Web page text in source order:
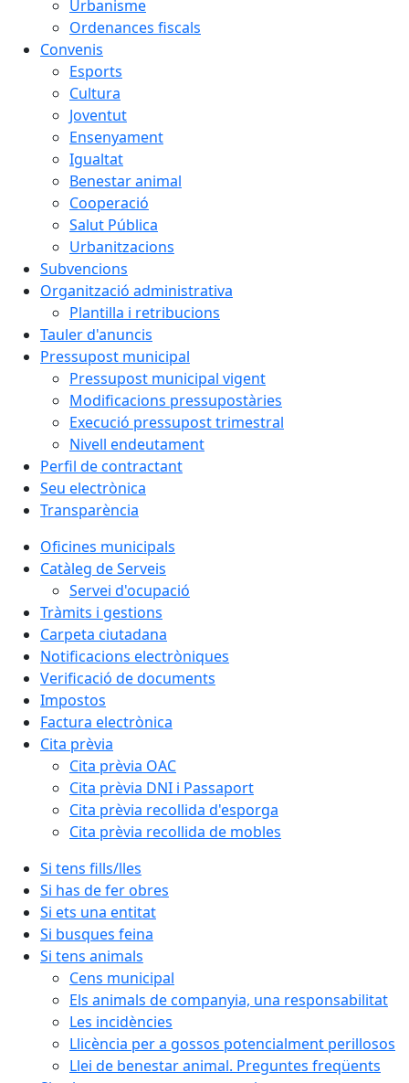
Urbanisme
Ordenances fiscals
Convenis
Esports
Cultura
Joventut
Ensenyament
Igualtat
Benestar animal
Cooperació
Salut Pública
Urbanitzacions
Subvencions
Organització administrativa
Plantilla i retribucions
Tauler d'anuncis
Pressupost municipal
Pressupost municipal vigent
Modificacions pressupostàries
Execució pressupost trimestral
Nivell endeutament
Perfil de contractant
Seu electrònica
Transparència
Oficines municipals
Catàleg de Serveis
Servei d'ocupació
Tràmits i gestions
Carpeta ciutadana
Notificacions electròniques
Verificació de documents
Impostos
Factura electrònica
Cita prèvia
Cita prèvia OAC
Cita prèvia DNI i Passaport
Cita prèvia recollida d'esporga
Cita prèvia recollida de mobles
Si tens fills/lles
Si has de fer obres
Si ets una entitat
Si busques feina
Si tens animals
Cens municipal
Els animals de companyia, una responsabilitat
Les incidències
Llicència per a gossos potencialment perillosos
Llei de benestar animal. Preguntes freqüents